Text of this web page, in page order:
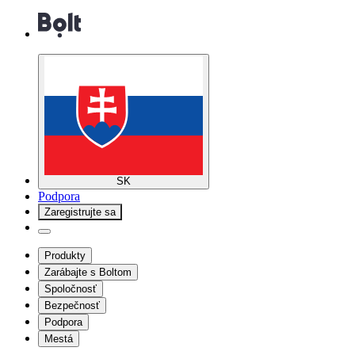
SK
Podpora
Zaregistrujte sa
Produkty
Zarábajte s Boltom
Spoločnosť
Bezpečnosť
Podpora
Mestá